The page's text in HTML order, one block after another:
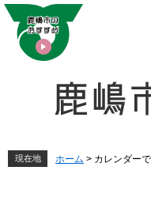
ペ
メ
現在地 ホーム > カレンダー